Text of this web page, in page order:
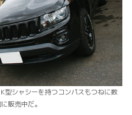
型シャシーを持つコンパスもつねに数
販売中だ。